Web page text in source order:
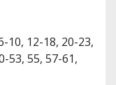
10, 12-18, 20-23,
53, 55, 57-61,